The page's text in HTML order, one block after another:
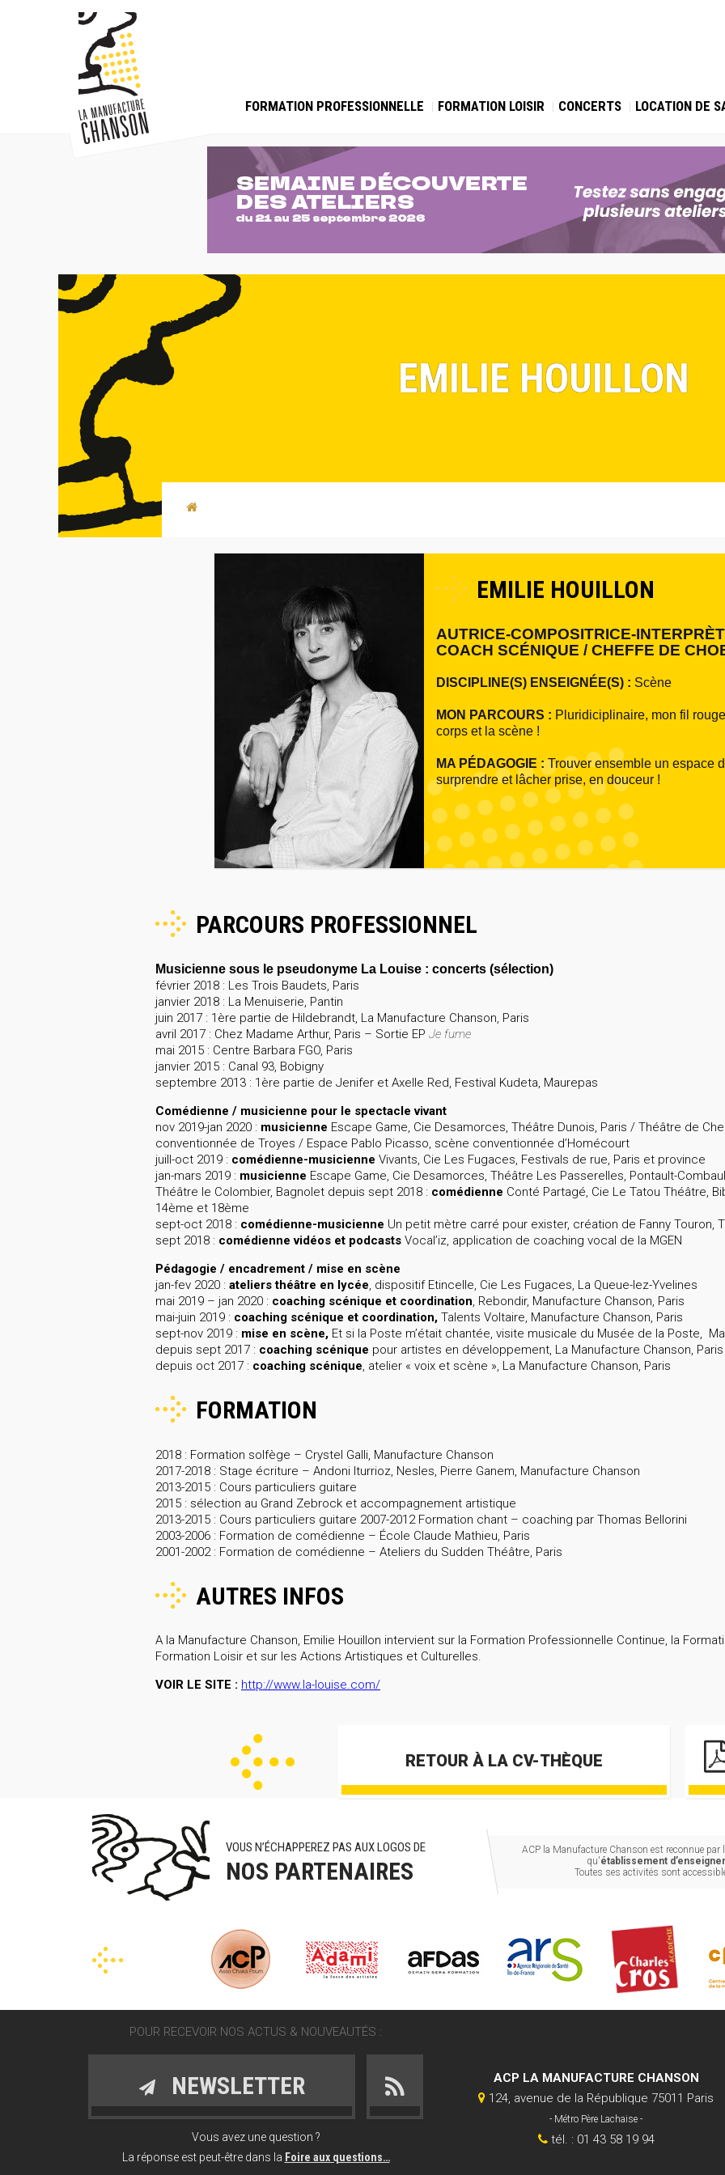
FORMATION PROFESSIONNELLE FORMATION LOISIR CONCERTS LOCATION DE
EMILIE HOUILLON
EMILIE HOUILLON
AUTRICE-COMPOSITRICE-
COACH SCÉNIQUE / CHEFFE DE
DISCIPLINE(S) ENSEIGNÉE(S) : Scène
MON PARCOURS : Pluridiciplinaire, mon fil
corps et la scène !
MA PÉDAGOGIE :Trouver ensemble un espace
surprendre et lâcher prise, en douceur !
PARCOURS PROFESSIONNEL
Musicienne sous le pseudonyme La Louise : concerts (sélection)
février 2018 : Les Trois Baudets, Paris
janvier 2018 : La Menuiserie, Pantin
juin 2017 : 1ère partie de Hildebrandt, La Manufacture Chanson, Paris
avril 2017 : Chez Madame Arthur, Paris – Sortie EP Je fume
mai 2015 : Centre Barbara FGO, Paris
janvier 2015 : Canal 93, Bobigny
septembre 2013 : 1ère partie de Jenifer et Axelle Red, Festival Kudeta, Maurepas
Comédienne / musicienne pour le spectacle vivant
nov 2019-jan 2020 : musicienne Escape Game, Cie Desamorces, Théâtre Dunois, Paris / Théâtre de
conventionnée de Troyes / Espace Pablo Picasso, scène conventionnée d’Homécourt
juill-oct 2019 : comédienne-musicienne Vivants, Cie Les Fugaces, Festivals de rue, Paris et province
jan-mars 2019 : musicienne Escape Game, Cie Desamorces, Théâtre Les Passerelles, Pontault-
Théâtre le Colombier, Bagnolet depuis sept 2018 : comédienne Conté Partagé, Cie Le Tatou Théâtre,
14ème et 18ème
sept-oct 2018 : comédienne-musicienne Un petit mètre carré pour exister, création de Fanny Touron,
sept 2018 : comédienne vidéos et podcasts Vocal’iz, application de coaching vocal de la MGEN
Pédagogie / encadrement / mise en scène
jan-fev 2020 : ateliers théâtre en lycée, dispositif Etincelle, Cie Les Fugaces, La Queue-lez-Yvelines
mai 2019 – jan 2020 : coaching scénique et coordination, Rebondir, Manufacture Chanson, Paris
mai-juin 2019 : coaching scénique et coordination, Talents Voltaire, Manufacture Chanson, Paris
sept-nov 2019 : mise en scène, Et si la Poste m’était chantée, visite musicale du Musée de la Poste,
depuis sept 2017 : coaching scénique pour artistes en développement, La Manufacture Chanson, Paris
depuis oct 2017 : coaching scénique, atelier « voix et scène », La Manufacture Chanson, Paris
FORMATION
2018 : Formation solfège – Crystel Galli, Manufacture Chanson
2017-2018 : Stage écriture – Andoni Iturrioz, Nesles, Pierre Ganem, Manufacture Chanson
2013-2015 : Cours particuliers guitare
2015 : sélection au Grand Zebrock et accompagnement artistique
2013-2015 : Cours particuliers guitare 2007-2012 Formation chant – coaching par Thomas Bellorini
2003-2006 : Formation de comédienne – École Claude Mathieu, Paris
2001-2002 : Formation de comédienne – Ateliers du Sudden Théâtre, Paris
AUTRES INFOS
A la Manufacture Chanson, Emilie Houillon intervient sur la Formation Professionnelle Continue, la
Formation Loisir et sur les Actions Artistiques et Culturelles.
VOIR LE SITE : http://www.la-louise.com/
RETOUR À LA CV-THÈQUE
VOUS N’ÉCHAPPEREZ PAS AUX LOGOS DE
NOS PARTENAIRES
ACP la Manufacture Chanson est reconnue
qu'établissement
Toutes ses activités sont
POUR RECEVOIR NOS ACTUS & NOUVEAUTÉS :
NEWSLETTER
Vous avez une question ?
La réponse est peut-être dans la Foire aux questions…
ACP LA MANUFACTURE CHANSON
124, avenue de la République 75011 Paris
- Métro Père Lachaise -
tél. : 01 43 58 19 94